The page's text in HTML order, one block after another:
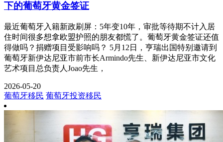
下的葡萄牙黄金签证
最近葡萄牙入籍新政刷屏：5年变10年，审批等待期不计入居
住时间很多想拿欧盟护照的朋友都慌了。葡萄牙黄金签证还值
得做吗？捐赠项目受影响吗？ 5月12日，亨瑞出国特别邀请到
葡萄牙新伊达尼亚市前市长Armindo先生、新伊达尼亚市文化
艺术项目总负责人Joao先生，
2026-05-20
葡萄牙移民 葡萄牙投资移民